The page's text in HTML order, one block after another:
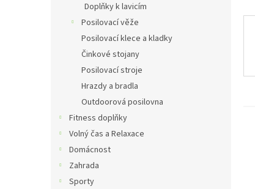
Doplňky k lavicím
Posilovací věže
Posilovací klece a kladky
Činkové stojany
Posilovací stroje
Hrazdy a bradla
Outdoorová posilovna
Fitness doplňky
Volný čas a Relaxace
Domácnost
Zahrada
Sporty